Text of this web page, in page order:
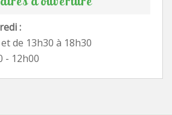
:
de 13h30 à 18h30
- 12h00